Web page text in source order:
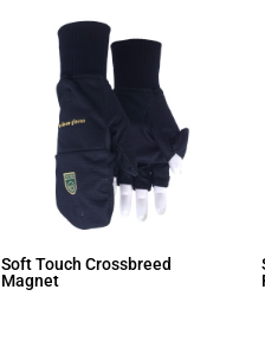
Soft Touch Crossbreed
Magnet